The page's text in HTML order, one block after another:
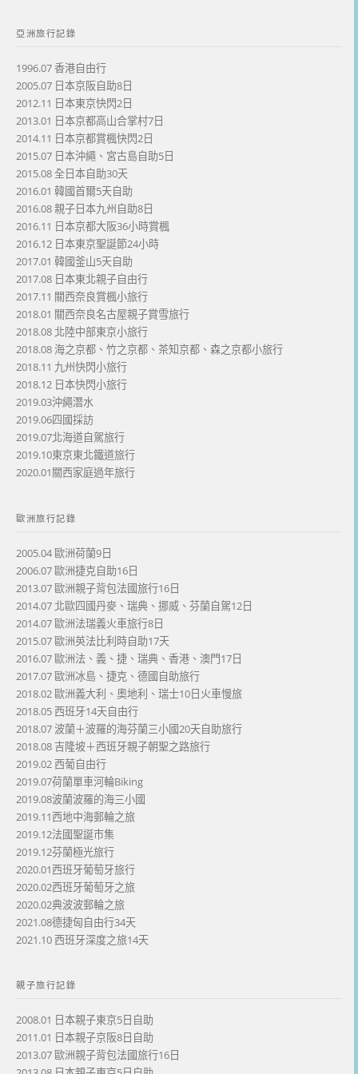
亞洲旅行記錄
1996.07 香港自由行
2005.07 日本京阪自助8日
2012.11 日本東京快閃2日
2013.01 日本京都高山合掌村7日
2014.11 日本京都賞楓快閃2日
2015.07 日本沖繩、宮古島自助5日
2015.08 全日本自助30天
2016.01 韓國首爾5天自助
2016.08 親子日本九州自助8日
2016.11 日本京都大阪36小時賞楓
2016.12 日本東京聖誕節24小時
2017.01 韓國釜山5天自助
2017.08 日本東北親子自由行
2017.11 關西奈良賞楓小旅行
2018.01 關西奈良名古屋親子賞雪旅行
2018.08 北陸中部東京小旅行
2018.08 海之京都、竹之京都、茶知京都、森之京都小旅行
2018.11 九州快閃小旅行
2018.12 日本快閃小旅行
2019.03沖繩潛水
2019.06四國採訪
2019.07北海道自駕旅行
2019.10東京東北鐵道旅行
2020.01關西家庭過年旅行
歐洲旅行記錄
2005.04 歐洲荷蘭9日
2006.07 歐洲捷克自助16日
2013.07 歐洲親子背包法國旅行16日
2014.07 北歐四國丹麥、瑞典、挪威、芬蘭自駕12日
2014.07 歐洲法瑞義火車旅行8日
2015.07 歐洲英法比利時自助17天
2016.07 歐洲法、義、捷、瑞典、香港、澳門17日
2017.07 歐洲冰島、捷克、德國自助旅行
2018.02 歐洲義大利、奧地利、瑞士10日火車慢旅
2018.05 西班牙14天自由行
2018.07 波蘭＋波羅的海芬蘭三小國20天自助旅行
2018.08 吉隆坡＋西班牙親子朝聖之路旅行
2019.02 西葡自由行
2019.07荷蘭單車河輪Biking
2019.08波蘭波羅的海三小國
2019.11西地中海郵輪之旅
2019.12法國聖誕市集
2019.12芬蘭極光旅行
2020.01西班牙葡萄牙旅行
2020.02西班牙葡萄牙之旅
2020.02典波波郵輪之旅
2021.08德捷匈自由行34天
2021.10 西班牙深度之旅14天
親子旅行記錄
2008.01 日本親子東京5日自助
2011.01 日本親子京阪8日自助
2013.07 歐洲親子背包法國旅行16日